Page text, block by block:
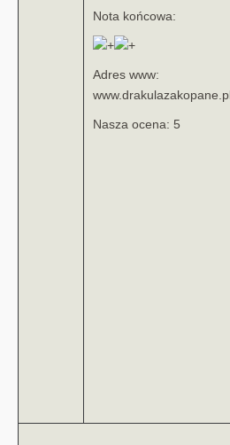
Nota końcowa:
Adres www:
www.drakulazakopane.pl
Nasza ocena: 5